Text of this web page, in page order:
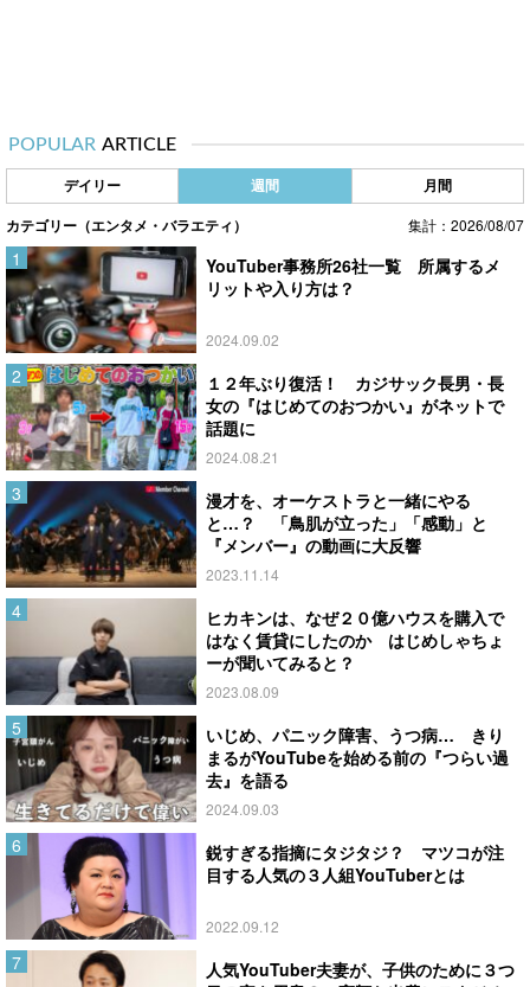
POPULAR ARTICLE
デイリー 週間 月間
カテゴリー（エンタメ・バラエティ） 集計：2026/08/07
YouTuber事務所26社一覧 所属するメ
リットや入り方は？
2024.09.02
１２年ぶり復活！ カジサック長男・長
女の『はじめてのおつかい』がネットで
話題に
2024.08.21
漫才を、オーケストラと一緒にやる
と…？ 「鳥肌が立った」「感動」と
『メンバー』の動画に大反響
2023.11.14
ヒカキンは、なぜ２０億ハウスを購入で
はなく賃貸にしたのか はじめしゃちょ
ーが聞いてみると？
2023.08.09
いじめ、パニック障害、うつ病… きり
まるがYouTubeを始める前の『つらい過
去』を語る
2024.09.03
鋭すぎる指摘にタジタジ？ マツコが注
目する人気の３人組YouTuberとは
2022.09.12
人気YouTuber夫妻が、子供のために３つ